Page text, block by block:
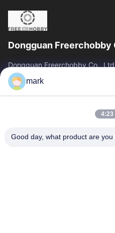
Dongguan Freerchobby
Dongguan Freerchobby Co.,
ubicada en Dongguan,
moderna fábrica de Ltd. se...
Vínculos Rápidos
Sobre Nosotros
mark
4:23
Good day, what product are